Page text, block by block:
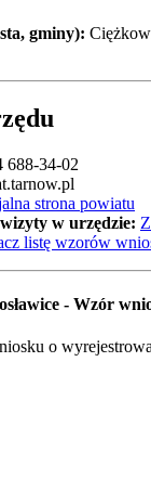
gminy):
688-34-02
strona powiatu
w urzędzie:
listę wzorów
- Wzór
o